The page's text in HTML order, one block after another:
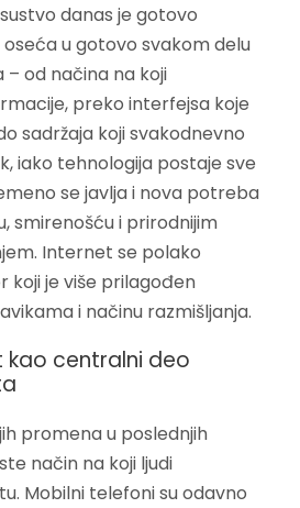
danas je gotovo
u gotovo svakom delu
od načina na koji
preko interfejsa koje
sadržaja koji svakodnevno
iako tehnologija postaje sve
se javlja i nova potreba
smirenošću i prirodnijim
Internet se polako
je više prilagođen
i načinu razmišljanja.
kao centralni deo
promena u poslednjih
način na koji ljudi
Mobilni telefoni su odavno